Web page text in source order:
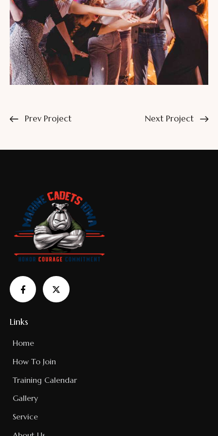
Prev Project Next Project
Links
Home
How To Join
Training Calendar
Gallery
Service